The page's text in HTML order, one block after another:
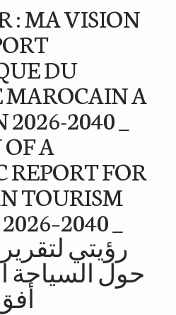
: MA VISION
DU
MAROCAIN A
2040 _
A
REPORT FOR
TOURISM
_
رؤيتي
حول السياحة
أفق 2026-